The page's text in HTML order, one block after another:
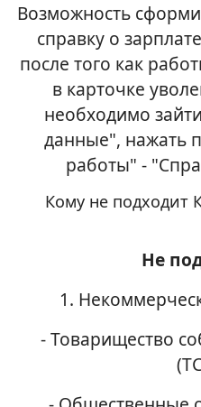
Возможность
cправку о
после того как
в карточке
необходимо
данные", нажать
работы" -
Кому не подходит
Не
1.
- Товарищество